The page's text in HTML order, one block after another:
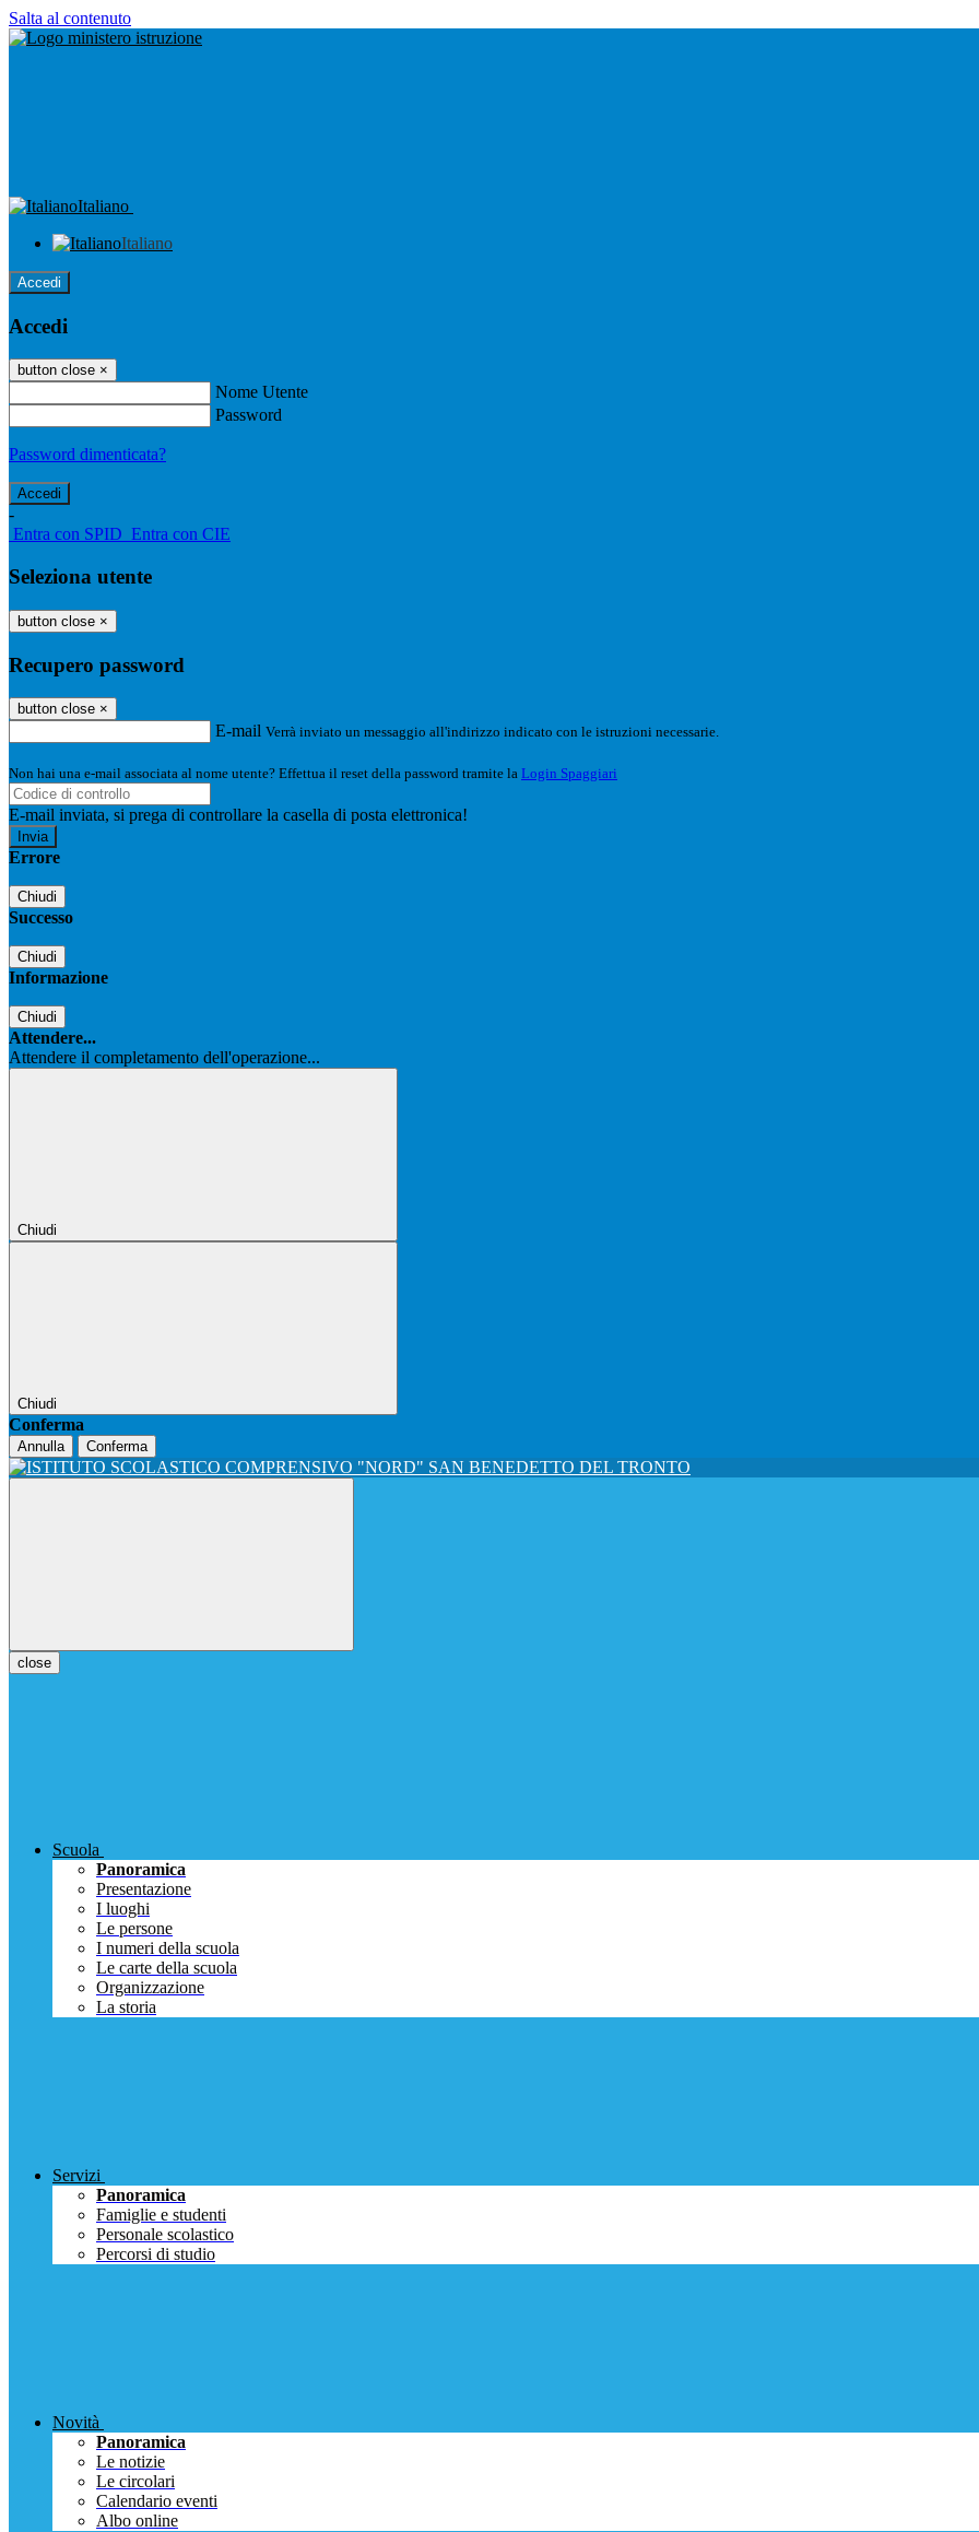
Salta al contenuto
Italiano
Italiano
Accedi
Accedi
button close ×
Nome Utente
Password
Password dimenticata?
-
Entra con SPID Entra con CIE
Seleziona utente
button close ×
Recupero password
button close ×
E-mail Verrà inviato un messaggio all'indirizzo indicato con le istruzioni necessarie.
Non hai una e-mail associata al nome utente? Effettua il reset della password tramite la Login Spaggiari
E-mail inviata, si prega di controllare la casella di posta elettronica!
Errore
Chiudi
Successo
Chiudi
Informazione
Chiudi
Attendere...
Attendere il completamento dell'operazione...
Chiudi
Chiudi
Conferma
Annulla Conferma
close
Scuola
Panoramica
Presentazione
I luoghi
Le persone
I numeri della scuola
Le carte della scuola
Organizzazione
La storia
Servizi
Panoramica
Famiglie e studenti
Personale scolastico
Percorsi di studio
Novità
Panoramica
Le notizie
Le circolari
Calendario eventi
Albo online